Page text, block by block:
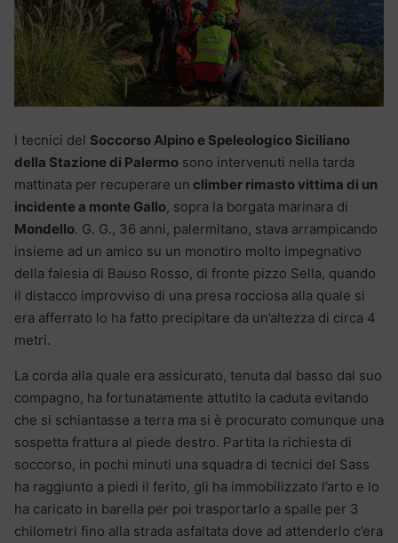
I tecnici del Soccorso Alpino e Speleologico Siciliano
della Stazione di Palermo sono intervenuti nella tarda
mattinata per recuperare un climber rimasto vittima di un
incidente a monte Gallo, sopra la borgata marinara di
Mondello. G. G., 36 anni, palermitano, stava arrampicando
insieme ad un amico su un monotiro molto impegnativo
della falesia di Bauso Rosso, di fronte pizzo Sella, quando
il distacco improvviso di una presa rocciosa alla quale si
era afferrato lo ha fatto precipitare da un’altezza di circa 4
metri.
La corda alla quale era assicurato, tenuta dal basso dal suo
compagno, ha fortunatamente attutito la caduta evitando
che si schiantasse a terra ma si è procurato comunque una
sospetta frattura al piede destro. Partita la richiesta di
soccorso, in pochi minuti una squadra di tecnici del Sass
ha raggiunto a piedi il ferito, gli ha immobilizzato l’arto e lo
ha caricato in barella per poi trasportarlo a spalle per 3
chilometri fino alla strada asfaltata dove ad attenderlo c’era